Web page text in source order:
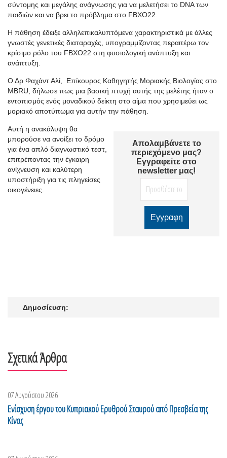
σύντομης και μεγάλης ανάγνωσης για να μελετήσει το DNA των
παιδιών και να βρει το πρόβλημα στο FBXO22.
Η πάθηση έδειξε αλληλεπικαλυπτόμενα χαρακτηριστικά με άλλες
γνωστές γενετικές διαταραχές, υπογραμμίζοντας περαιτέρω τον
κρίσιμο ρόλο του FBXO22 στη φυσιολογική ανάπτυξη και
ανάπτυξη.
Ο Δρ Φαχάντ Αλί, Επίκουρος Καθηγητής Μοριακής Βιολογίας στο
MBRU, δήλωσε πως μια βασική πτυχή αυτής της μελέτης ήταν ο
εντοπισμός ενός μοναδικού δείκτη στο αίμα που χρησιμεύει ως
μοριακό αποτύπωμα για αυτήν την πάθηση.
Απολαμβάνετε το
περιεχόμενο μας?
Εγγραφείτε στο
newsletter μας!
Αυτή η ανακάλυψη θα
μπορούσε να ανοίξει το δρόμο
για ένα απλό διαγνωστικό τεστ,
επιτρέποντας την έγκαιρη
ανίχνευση και καλύτερη
υποστήριξη για τις πληγείσες
οικογένειες.
Δημοσίευση:
Σχετικά Άρθρα
07 Αυγούστου 2026
Ενίσχυση έργου του Κυπριακού Ερυθρού Σταυρού από Πρεσβεία της
Κίνας